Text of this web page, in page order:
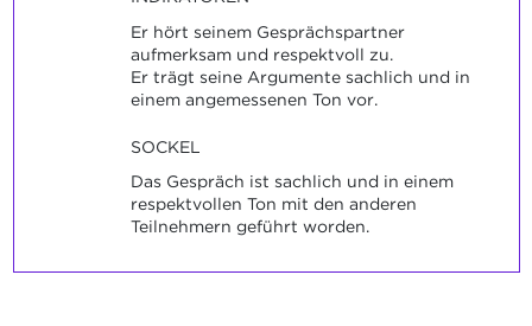
Er hört seinem Gesprächspartner
aufmerksam und respektvoll zu.
Er trägt seine Argumente sachlich und in
einem angemessenen Ton vor.
SOCKEL
Das Gespräch ist sachlich und in einem
respektvollen Ton mit den anderen
Teilnehmern geführt worden.